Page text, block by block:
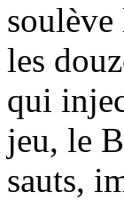
les
qui
jeu, le
sauts,